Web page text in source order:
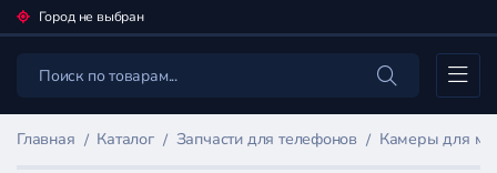
Город не выбран
Каталог
Главная Каталог Запчасти для телефонов Камеры для